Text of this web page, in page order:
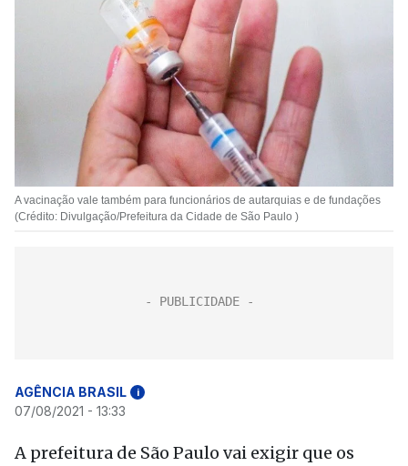
A vacinação vale também para funcionários de autarquias e de fundações
(Crédito: Divulgação/Prefeitura da Cidade de São Paulo )
AGÊNCIA BRASIL i
07/08/2021 - 13:33
A prefeitura de São Paulo vai exigir que os